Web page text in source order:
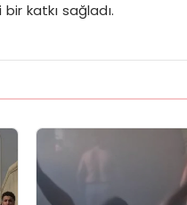
katkı sağladı.